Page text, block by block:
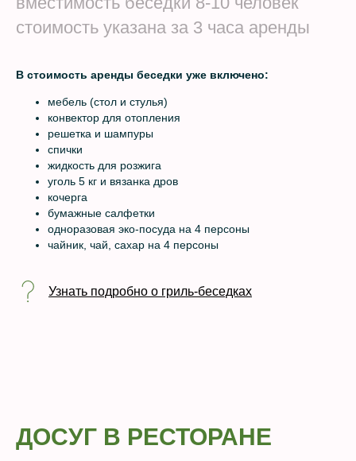
стоимость указана за 3 часа аренды
В стоимость аренды беседки уже включено:
мебель (стол и стулья)
конвектор для отопления
решетка и шампуры
спички
жидкость для розжига
уголь 5 кг и вязанка дров
кочерга
бумажные салфетки
одноразовая эко-посуда на 4 персоны
чайник, чай, сахар на 4 персоны
Узнать подробно о гриль-беседках
ДОСУГ В РЕСТОРАНЕ